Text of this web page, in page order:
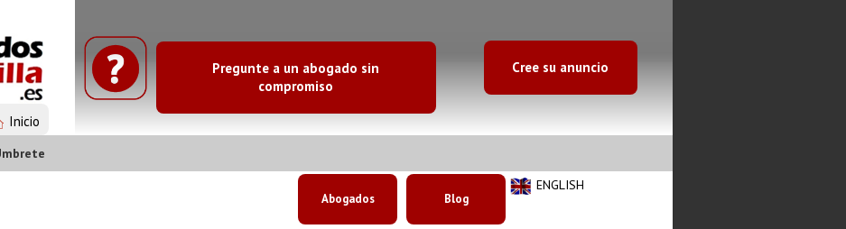
Inicio
Pregunte a un abogado sin
compromiso
Cree su anuncio
ENGLISH
Abogados Blog